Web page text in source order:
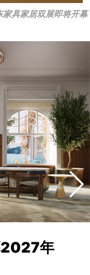
具家居双展即将开幕
2027年